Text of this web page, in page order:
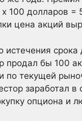
100 долларов
цена акций
бы 100
текущей
заработал
опциона и